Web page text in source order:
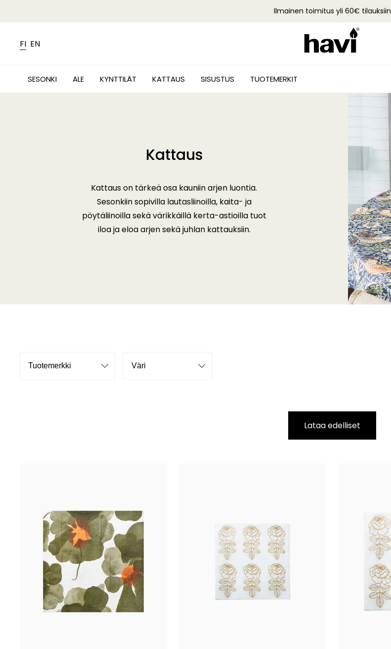
Ilmainen toimitus yli 60€ tilauksiin
FI EN
SESONKI ALE KYNTTILÄT KATTAUS SISUSTUS TUOTEMERKIT
Kattaus
Kattaus on tärkeä osa kauniin arjen luontia.
Sesonkiin sopivilla lautasliinoilla, kaita- ja
pöytäliinoilla sekä värikkäillä kerta-astioilla tuot
iloa ja eloa arjen sekä juhlan kattauksiin.
Lataa edelliset